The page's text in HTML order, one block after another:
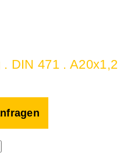
. DIN 471 . A20x1,2